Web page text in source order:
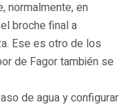
normalmente, en
broche final a
Ese es otro de los
de Fagor también se
de agua y configurar